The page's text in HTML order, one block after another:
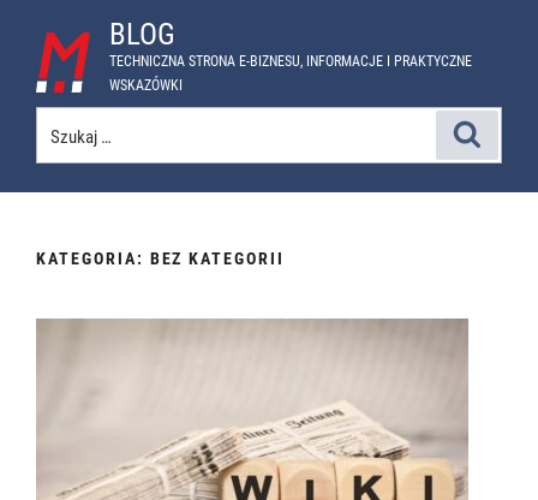
BLOG
TECHNICZNA STRONA E-BIZNESU, INFORMACJE I PRAKTYCZNE
WSKAZÓWKI
KATEGORIA: BEZ KATEGORII